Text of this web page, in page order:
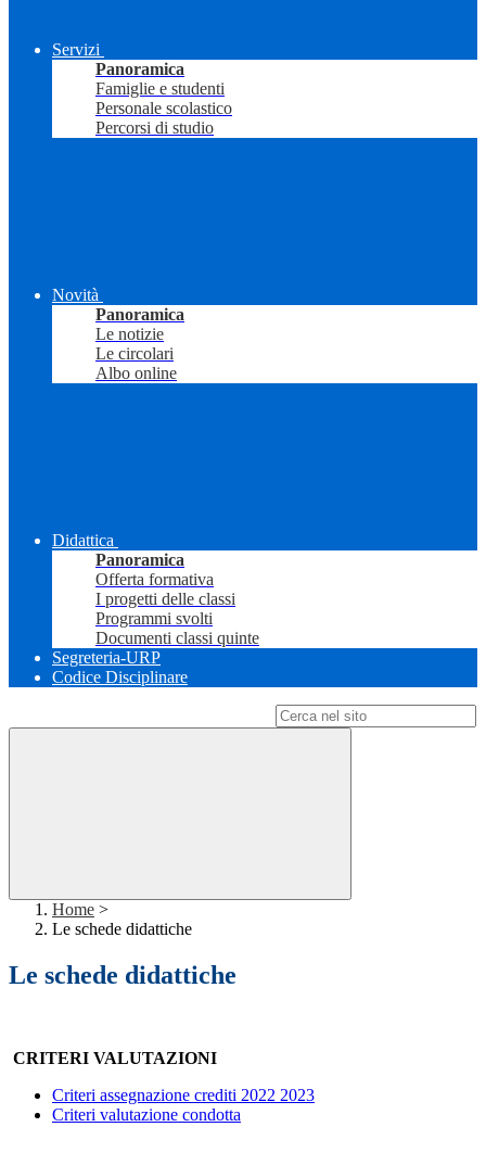
Servizi
Panoramica
Famiglie e studenti
Personale scolastico
Percorsi di studio
Novità
Panoramica
Le notizie
Le circolari
Albo online
Didattica
Panoramica
Offerta formativa
I progetti delle classi
Programmi svolti
Documenti classi quinte
Segreteria-URP
Codice Disciplinare
Home >
Le schede didattiche
Le schede didattiche
CRITERI VALUTAZIONI
Criteri assegnazione crediti 2022 2023
Criteri valutazione condotta